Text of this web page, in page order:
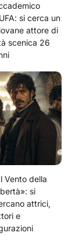
si cerca un
attore di
scenica 26
Vento della
si
attrici,
e